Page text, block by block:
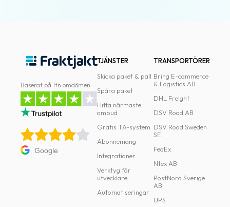
Baserat på 1tn omdömen
Google
TJÄNSTER
Skicka paket & pall
Spåra paket
Hitta närmaste
ombud
Gratis TA-system
Abonnemang
Integrationer
Verktyg för
utvecklare
Automatiseringar
TRANSPORTÖRER
Bring E-commerce
& Logistics AB
DHL Freight
DSV Road AB
DSV Road Sweden
SE
FedEx
Ntex AB
PostNord Sverige
AB
UPS